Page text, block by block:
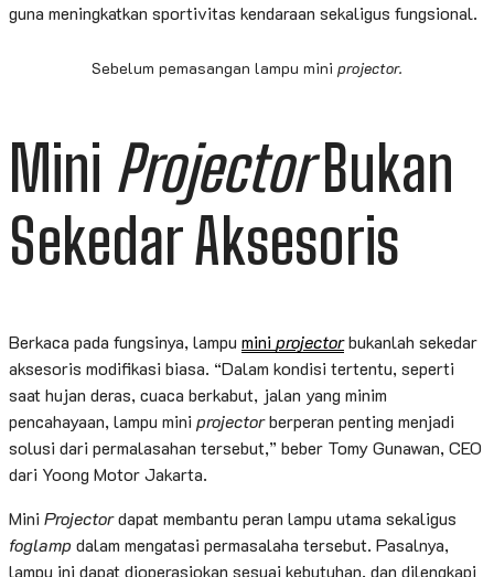
guna meningkatkan sportivitas kendaraan sekaligus fungsional.
Sebelum pemasangan lampu mini projector.
Mini ProjectorBukan
Sekedar Aksesoris
Berkaca pada fungsinya, lampu mini projectorbukanlah sekedar
aksesoris modifikasi biasa. “Dalam kondisi tertentu, seperti
saat hujan deras, cuaca berkabut, jalan yang minim
pencahayaan, lampu mini projectorberperan penting menjadi
solusi dari permalasahan tersebut,” beber Tomy Gunawan, CEO
dari Yoong Motor Jakarta.
Mini Projectordapat membantu peran lampu utama sekaligus
foglampdalam mengatasi permasalaha tersebut. Pasalnya,
lampu ini dapat dioperasiokan sesuai kebutuhan, dan dilengkapi